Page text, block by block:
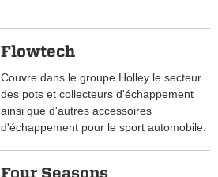
Flowtech
Couvre dans le groupe Holley le secteur
des pots et collecteurs d'échappement
ainsi que d'autres accessoires
d'échappement pour le sport automobile.
Four Seasons